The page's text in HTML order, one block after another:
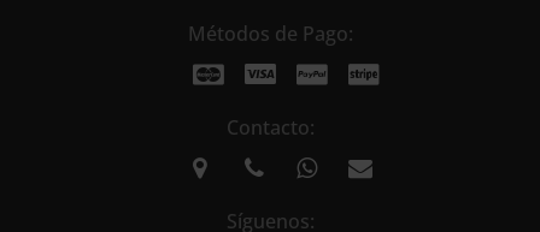
Métodos de Pago:
Contacto:
Síguenos: